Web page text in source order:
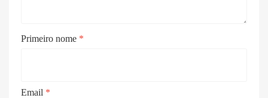
Primeiro nome *
Email *